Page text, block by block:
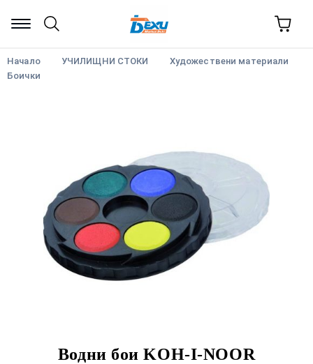
Начало УЧИЛИЩНИ СТОКИ
Художествени материали
Боички
Водни бои KOH-I-NOOR